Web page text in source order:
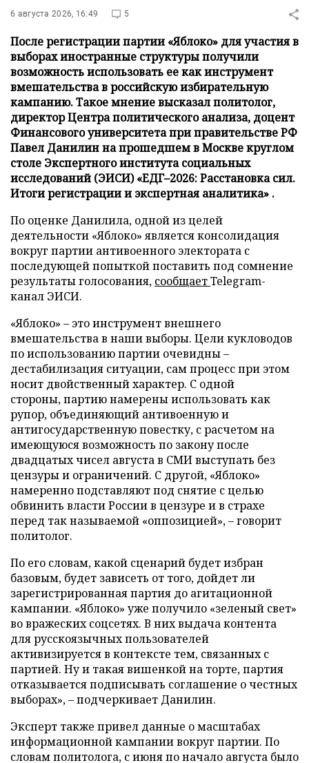
6 августа 2026, 16:49 5
После регистрации партии «Яблоко» для участия в
выборах иностранные структуры получили
возможность использовать ее как инструмент
вмешательства в российскую избирательную
кампанию. Такое мнение высказал политолог,
директор Центра политического анализа, доцент
Финансового университета при правительстве РФ
Павел Данилин на прошедшем в Москве круглом
столе Экспертного института социальных
исследований (ЭИСИ) «ЕДГ–2026: Расстановка сил.
Итоги регистрации и экспертная аналитика» .
По оценке Данилила, одной из целей
деятельности «Яблоко» является консолидация
вокруг партии антивоенного электората с
последующей попыткой поставить под сомнение
результаты голосования, сообщаетTelegram-
канал ЭИСИ.
«Яблоко» – это инструмент внешнего
вмешательства в наши выборы. Цели кукловодов
по использованию партии очевидны –
дестабилизация ситуации, сам процесс при этом
носит двойственный характер. С одной
стороны, партию намерены использовать как
рупор, объединяющий антивоенную и
антигосударственную повестку, с расчетом на
имеющуюся возможность по закону после
двадцатых чисел августа в СМИ выступать без
цензуры и ограничений. С другой, «Яблоко»
намеренно подставляют под снятие с целью
обвинить власти России в цензуре и в страхе
перед так называемой «оппозицией», – говорит
политолог.
По его словам, какой сценарий будет избран
базовым, будет зависеть от того, дойдет ли
зарегистрированная партия до агитационной
кампании. «Яблоко» уже получило «зеленый свет»
во вражеских соцсетях. В них выдача контента
для русскоязычных пользователей
активизируется в контексте тем, связанных с
партией. Ну и такая вишенкой на торте, партия
отказывается подписывать соглашение о честных
выборах», – подчеркивает Данилин.
Эксперт также привел данные о масштабах
информационной кампании вокруг партии. По
словам политолога, с июня по начало августа было